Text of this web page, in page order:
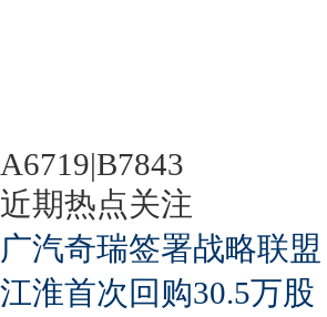
A6719|B7843
近期热点关注
广汽奇瑞签署战略联盟
江淮首次回购30.5万股